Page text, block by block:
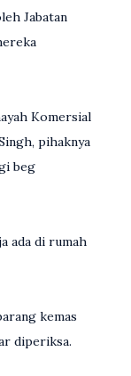
Jabatan
Komersial
pihaknya
beg
ada di rumah
kemas
diperiksa.